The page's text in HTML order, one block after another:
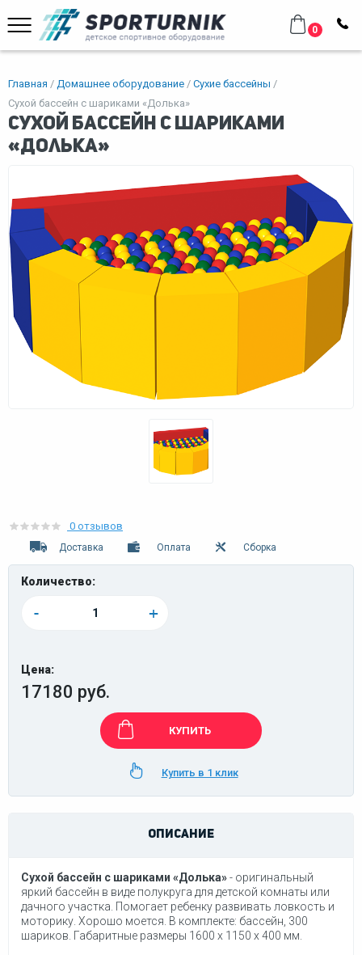
0
Главная Домашнее оборудование
Сухие бассейны
Сухой бассейн с шариками «Долька»
Сухой бассейн с шариками
«Долька»
0 отзывов
Доставка Оплата Сборка
Количество:
- +
Цена:
17180 руб.
КУПИТЬ
Купить в 1 клик
ОПИСАНИЕ
Сухой бассейн с шариками «Долька»- оригинальный
яркий бассейн в виде полукруга для детской комнаты или
дачного участка. Помогает ребенку развивать ловкость и
моторику. Хорошо моется. В комплекте: бассейн, 300
шариков. Габаритные размеры 1600 х 1150 x 400 мм.